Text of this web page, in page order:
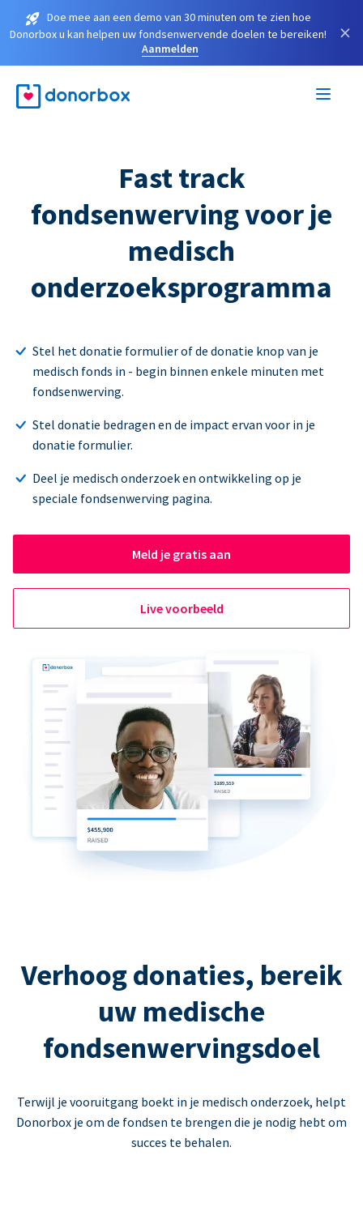
Doe mee aan een demo van 30 minuten om te zien hoe
Donorbox u kan helpen uw fondsenwervende doelen te bereiken!
Aanmelden
×
Fast track
fondsenwerving voor je
medisch
onderzoeksprogramma
Stel het donatie formulier of de donatie knop van je
medisch fonds in - begin binnen enkele minuten met
fondsenwerving.
Stel donatie bedragen en de impact ervan voor in je
donatie formulier.
Deel je medisch onderzoek en ontwikkeling op je
speciale fondsenwerving pagina.
Meld je gratis aan
Live voorbeeld
Verhoog donaties, bereik
uw medische
fondsenwervingsdoel
Terwijl je vooruitgang boekt in je medisch onderzoek, helpt
Donorbox je om de fondsen te brengen die je nodig hebt om
succes te behalen.